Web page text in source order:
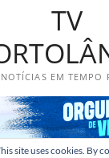
TV
NOTÍCIAS EM TEMPO
site uses cookies. By